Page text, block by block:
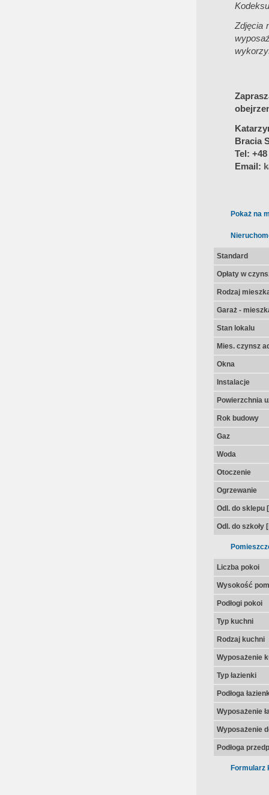
Zdjęcia
Bracia
Tel: +48
Email:
Pokaż na
Standard
Opłaty w
Rodzaj
Garaż -
Stan lokalu
Mies. czynsz
Okna
Instalacje
Powierzchnia
Rok budowy
Gaz
Woda
Otoczenie
Ogrzewanie
Odl. do sklepu
Odl. do szkoły
Liczba pokoi
Wysokość
Podłogi pokoi
Typ kuchni
Rodzaj kuchni
Wyposażenie
Typ łazienki
Podłoga
Wyposażenie
Wyposażenie
Podłoga
Formularz